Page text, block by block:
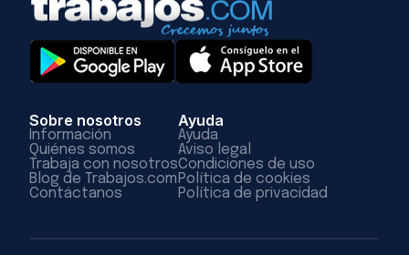
Sobre nosotros
Información
Quiénes somos
Trabaja con nosotros
Blog de Trabajos.com
Contáctanos
Ayuda
Ayuda
Aviso legal
Condiciones de uso
Política de cookies
Política de privacidad